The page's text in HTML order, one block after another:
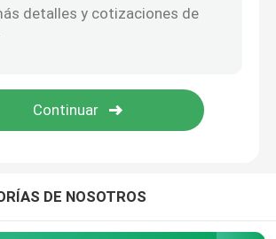
cables
de cobre
laser
DE NOSOTROS